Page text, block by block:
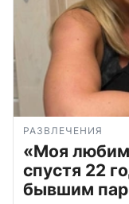
РАЗВЛЕЧЕНИЯ
«Моя
спустя 22
бывшим